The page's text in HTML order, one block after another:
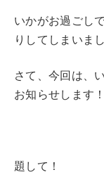
いかがお過ごし
りしてしまいま
さて、今回は、
お知らせします！
題して！